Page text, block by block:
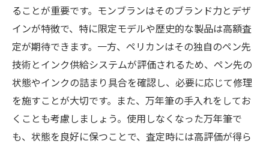
ることが重要です。モンブランはそのブランド力とデザ
インが特徴で、特に限定モデルや歴史的な製品は高額査
定が期待できます。一方、ペリカンはその独自のペン先
技術とインク供給システムが評価されるため、ペン先の
状態やインクの詰まり具合を確認し、必要に応じて修理
を施すことが大切です。また、万年筆の手入れをしてお
くことも考慮しましょう。使用しなくなった万年筆で
も、状態を良好に保つことで、査定時には高評価が得ら